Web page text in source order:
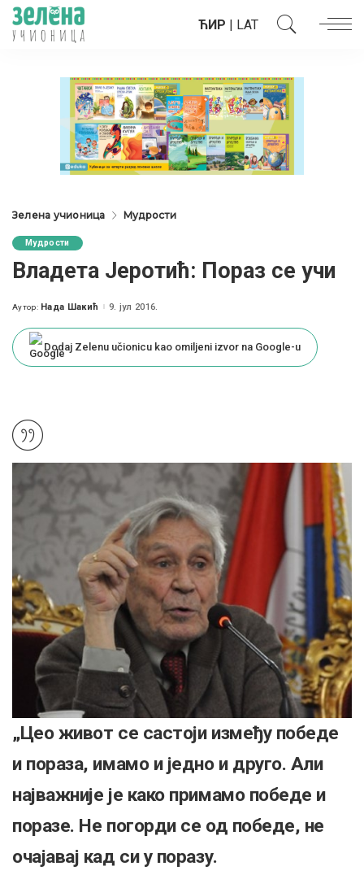
ЋИР | LAT
Зелена учионица Мудрости
Мудрости
Владета Јеротић: Пораз се учи
Posted
Аутор: Нада Шакић 9. јул 2016.
Dodaj Zelenu učionicu kao omiljeni izvor na Google-u
„Цео живот се састоји између победе
и пораза, имамо и једно и друго. Али
најважније је како примамо победе и
поразе. Не погорди се од победе, не
очајавај кад си у поразу.